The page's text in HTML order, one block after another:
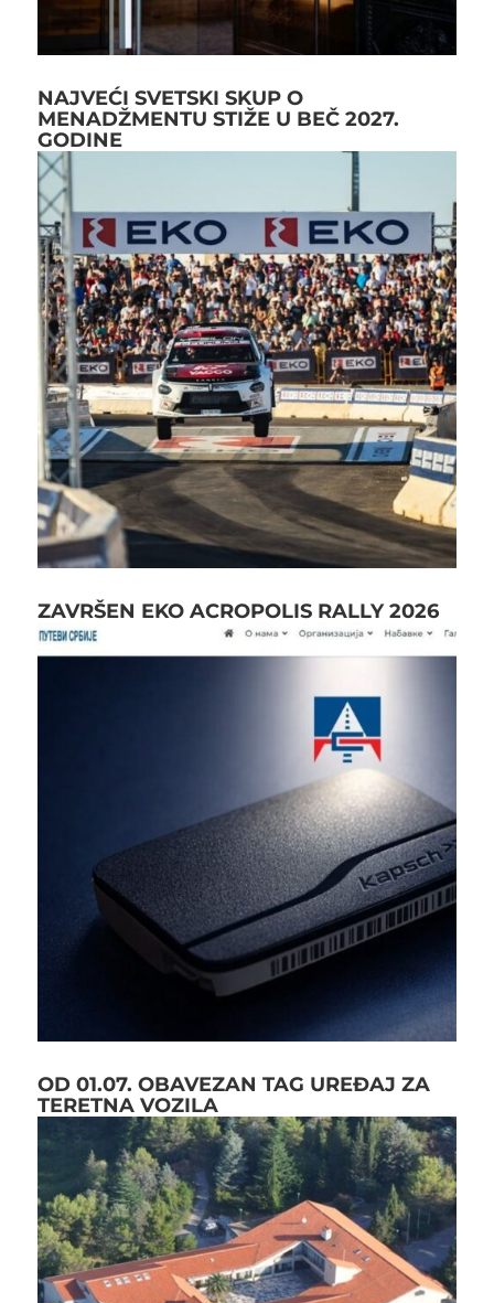
NAJVEĆI SVETSKI SKUP O
MENADŽMENTU STIŽE U BEČ 2027.
GODINE
ZAVRŠEN EKO ACROPOLIS RALLY 2026
OD 01.07. OBAVEZAN TAG UREĐAJ ZA
TERETNA VOZILA